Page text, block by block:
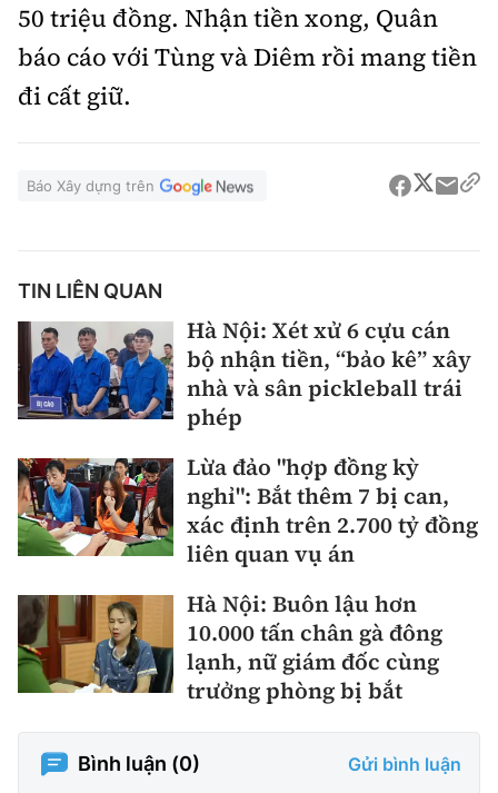
50 triệu đồng. Nhận tiền xong, Quân
báo cáo với Tùng và Diêm rồi mang tiền
đi cất giữ.
Báo Xây dựng trên
TIN LIÊN QUAN
Hà Nội: Xét xử 6 cựu cán
bộ nhận tiền, “bảo kê” xây
nhà và sân pickleball trái
phép
Lừa đảo "hợp đồng kỳ
nghỉ": Bắt thêm 7 bị can,
xác định trên 2.700 tỷ đồng
liên quan vụ án
Hà Nội: Buôn lậu hơn
10.000 tấn chân gà đông
lạnh, nữ giám đốc cùng
trưởng phòng bị bắt
Bình luận (0) Gửi bình luận